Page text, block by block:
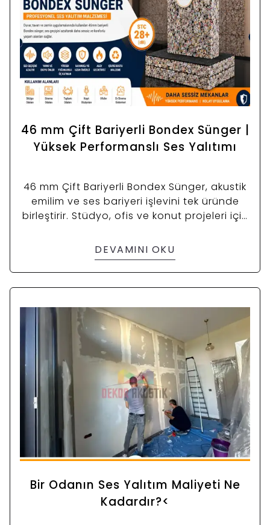
46 mm Çift Bariyerli Bondex Sünger |
Yüksek Performanslı Ses Yalıtımı
46 mm Çift Bariyerli Bondex Sünger, akustik
emilim ve ses bariyeri işlevini tek üründe
birleştirir. Stüdyo, ofis ve konut projeleri için
DEVAMINI OKU
Bir Odanın Ses Yalıtım Maliyeti Ne
Kadardır?<